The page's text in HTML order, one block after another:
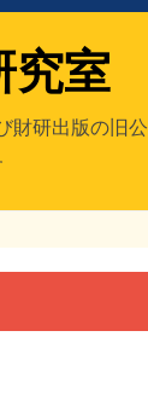
究室
財研出版の旧公